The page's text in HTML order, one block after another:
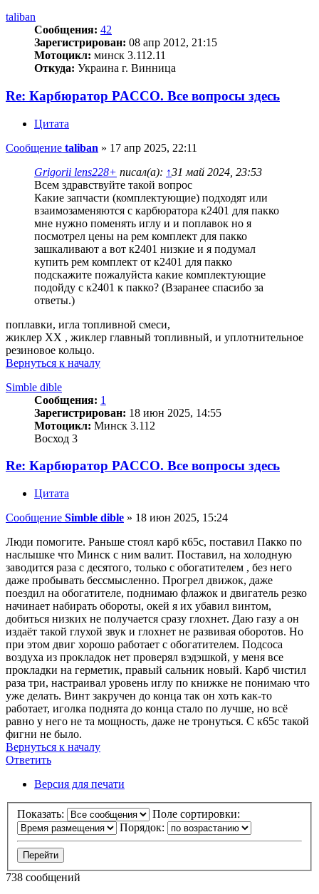
taliban
Сообщения: 42
Зарегистрирован: 08 апр 2012, 21:15
Мотоцикл: минск 3.112.11
Откуда: Украина г. Винница
Re: Карбюратор PACCO. Все вопросы здесь
Цитата
Сообщение taliban » 17 апр 2025, 22:11
Grigorii lens228+ писал(а): ↑31 май 2024, 23:53
Всем здравствуйте такой вопрос
Какие запчасти (комплектующие) подходят или
взаимозаменяются с карбюратора к2401 для пакко
мне нужно поменять иглу и и поплавок но я
посмотрел цены на рем комплект для пакко
зашкаливают а вот к2401 низкие и я подумал
купить рем комплект от к2401 для пакко
подскажите пожалуйста какие комплектующие
подойду с к2401 к пакко? (Взаранее спасибо за
ответы.)
поплавки, игла топливной смеси,
жиклер ХХ , жиклер главный топливный, и уплотнительное
резиновое кольцо.
Вернуться к началу
Simble dible
Сообщения: 1
Зарегистрирован: 18 июн 2025, 14:55
Мотоцикл: Минск 3.112
Восход 3
Re: Карбюратор PACCO. Все вопросы здесь
Цитата
Сообщение Simble dible » 18 июн 2025, 15:24
Люди помогите. Раньше стоял карб к65с, поставил Пакко по
наслышке что Минск с ним валит. Поставил, на холодную
заводится раза с десятого, только с обогатителем , без него
даже пробывать бессмысленно. Прогрел движок, даже
поездил на обогатителе, поднимаю флажок и двигатель резко
начинает набирать обороты, окей я их убавил винтом,
добиться низких не получается сразу глохнет. Даю газу а он
издаёт такой глухой звук и глохнет не развивая оборотов. Но
при этом двиг хорошо работает с обогатителем. Подсоса
воздуха из прокладок нет проверял вэдэшкой, у меня все
прокладки на герметик, правый сальник новый. Карб чистил
раза три, настраивал уровень иглу по книжке не понимаю что
уже делать. Винт закручен до конца так он хоть как-то
работает, иголка поднята до конца стало по лучше, но всё
равно у него не та мощность, даже не тронуться. С к65с такой
фигни не было.
Вернуться к началу
Ответить
Версия для печати
Показать:
Поле сортировки:
Порядок:
738 сообщений